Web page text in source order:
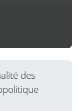
des